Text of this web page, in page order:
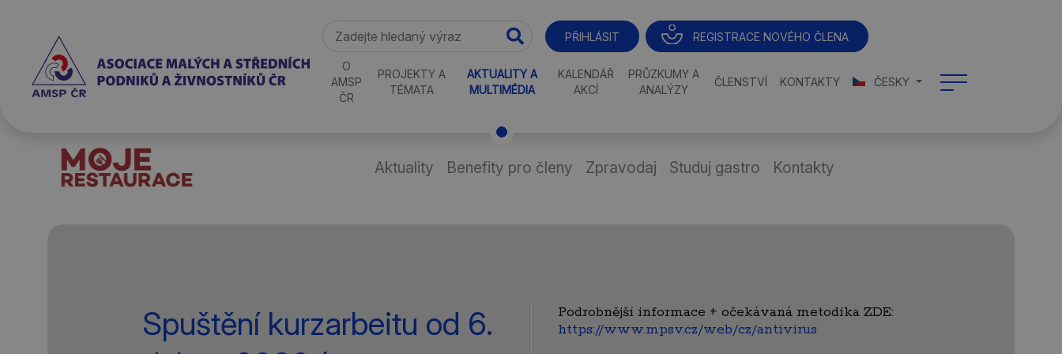
PŘIHLÁSIT REGISTRACE NOVÉHO ČLENA
O
AMSP
ČR
PROJEKTY A
TÉMATA
AKTUALITY A
MULTIMÉDIA
KALENDÁŘ
AKCÍ
PRŮZKUMY A
ANALÝZY
ČLENSTVÍ KONTAKTY ČESKY
Aktuality Benefity pro členy Zpravodaj Studuj gastro Kontakty
Spuštění kurzarbeitu od 6.
Podrobnější informace + očekávaná metodika ZDE:
https://www.mpsv.cz/web/cz/antivirus